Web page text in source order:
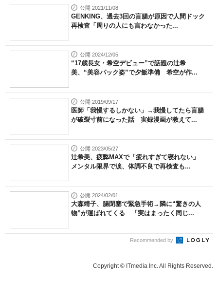
公開 2021/11/08
GENKING、過去3回の盲腸が原因で人間ドック
再検査「周りの人にも言わなかった...
公開 2024/12/05
“17歳長女・希空デビュー”で話題の辻希
美、“美容パック姿”で夕飯準備 希空が作...
公開 2019/09/17
医師「我慢するしかない」→我慢してたら盲腸
が破裂寸前になった話 実録漫画が教えて...
公開 2023/05/27
辻希美、疲弊MAXで「疲れすぎて寝れない」
メンタル限界で涙、体調不良で再検査も...
公開 2024/02/01
大森靖子、腸閉塞で緊急手術→隣に“驚きの人
物”が運ばれてくる 「実はまったく同じ...
Recommended by
Copyright © ITmedia Inc. All Rights Reserved.